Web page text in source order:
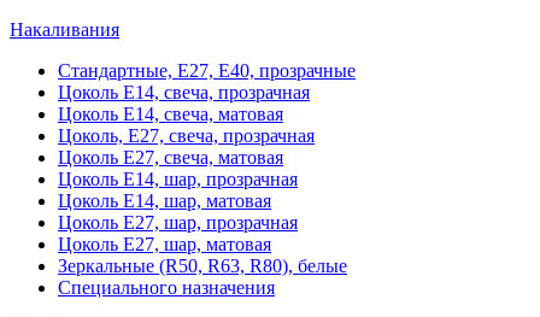
Накаливания
Стандартные, Е27, Е40, прозрачные
Цоколь Е14, свеча, прозрачная
Цоколь Е14, свеча, матовая
Цоколь, Е27, свеча, прозрачная
Цоколь Е27, свеча, матовая
Цоколь Е14, шар, прозрачная
Цоколь Е14, шар, матовая
Цоколь Е27, шар, прозрачная
Цоколь Е27, шар, матовая
Зеркальные (R50, R63, R80), белые
Специального назначения